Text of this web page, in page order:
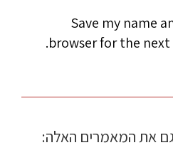
Save my name
browser for the
את המאמרים האלה: